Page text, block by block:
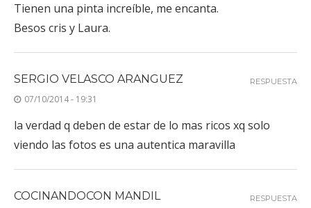
Tienen una pinta increíble, me encanta.
Besos cris y Laura.
SERGIO VELASCO ARANGUEZ
07/10/2014 - 19:31
la verdad q deben de estar de lo mas ricos xq solo
viendo las fotos es una autentica maravilla
RESPUESTA
COCINANDOCON MANDIL RESPUESTA